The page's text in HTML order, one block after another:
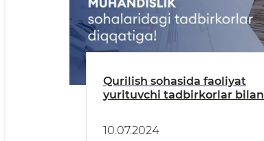
Qurilish sohasida faoliyat
yurituvchi tadbirkorlar bilan
10.07.2024